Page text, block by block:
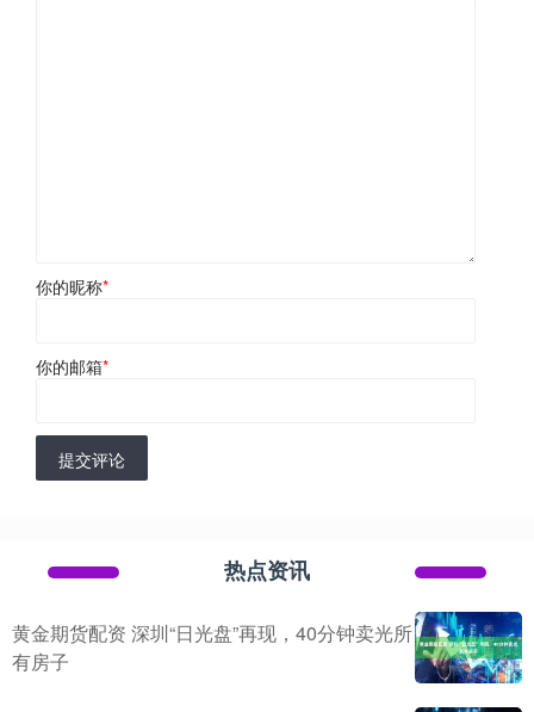
你的昵称*
你的邮箱*
提交评论
热点资讯
黄金期货配资 深圳“日光盘”再现，40分钟卖光所
有房子